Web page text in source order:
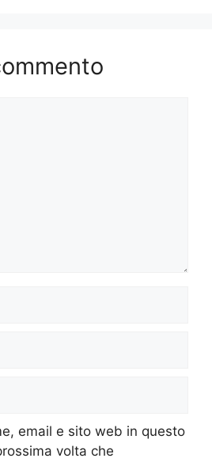
email e sito web in questo
volta che